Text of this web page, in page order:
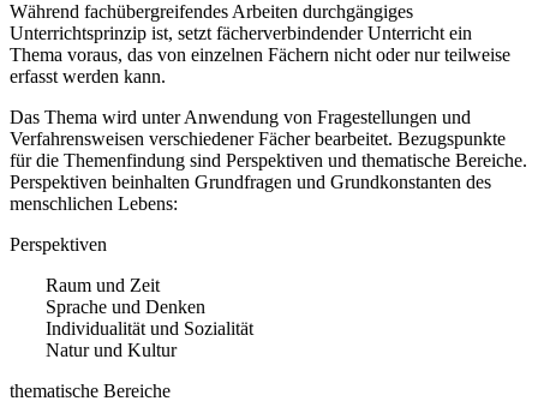
Während fachübergreifendes Arbeiten durchgängiges
Unterrichtsprinzip ist, setzt fächerverbindender Unterricht ein
Thema voraus, das von einzelnen Fächern nicht oder nur teilweise
erfasst werden kann.
Das Thema wird unter Anwendung von Fragestellungen und
Verfahrensweisen verschiedener Fächer bearbeitet. Bezugspunkte
für die Themenfindung sind Perspektiven und thematische Bereiche.
Perspektiven beinhalten Grundfragen und Grundkonstanten des
menschlichen Lebens:
Perspektiven
Raum und Zeit
Sprache und Denken
Individualität und Sozialität
Natur und Kultur
thematische Bereiche